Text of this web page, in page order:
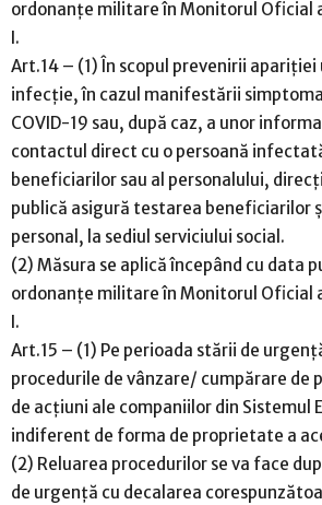
ordonanțe militare în Monitorul Oficial
I.
Art.14 – (1) În scopul prevenirii apariției
infecție, în cazul manifestării
COVID-19 sau, după caz, a unor
contactul direct cu o persoană
beneficiarilor sau al personalului,
publică asigură testarea beneficiarilor
personal, la sediul serviciului social.
(2) Măsura se aplică începând cu data
ordonanțe militare în Monitorul Oficial
I.
Art.15 – (1) Pe perioada stării de
procedurile de vânzare/ cumpărare de
de acțiuni ale companiilor din Sistemul
indiferent de forma de proprietate a
(2) Reluarea procedurilor se va face
de urgență cu decalarea